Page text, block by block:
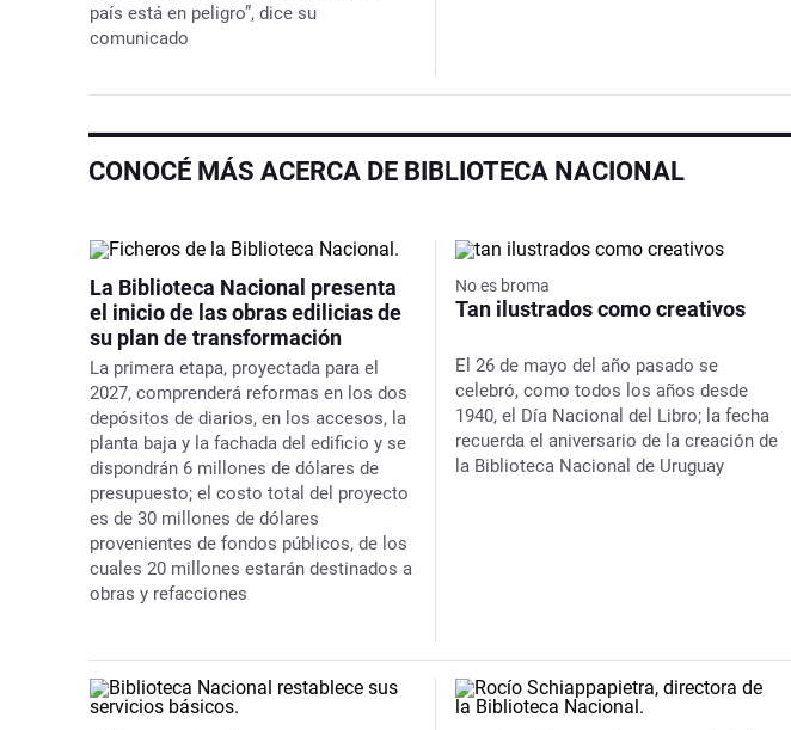
país está en peligro”, dice su
comunicado
CONOCÉ MÁS ACERCA DE BIBLIOTECA NACIONAL
La Biblioteca Nacional presenta
el inicio de las obras edilicias de
su plan de transformación
La primera etapa, proyectada para el
2027, comprenderá reformas en los dos
depósitos de diarios, en los accesos, la
planta baja y la fachada del edificio y se
dispondrán 6 millones de dólares de
presupuesto; el costo total del proyecto
es de 30 millones de dólares
provenientes de fondos públicos, de los
cuales 20 millones estarán destinados a
obras y refacciones
No es broma
Tan ilustrados como creativos
El 26 de mayo del año pasado se
celebró, como todos los años desde
1940, el Día Nacional del Libro; la fecha
recuerda el aniversario de la creación de
la Biblioteca Nacional de Uruguay